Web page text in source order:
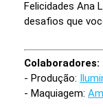
Felicidades Ana
desafios que
Colaboradores:
- Produção:
- Maquiagem: